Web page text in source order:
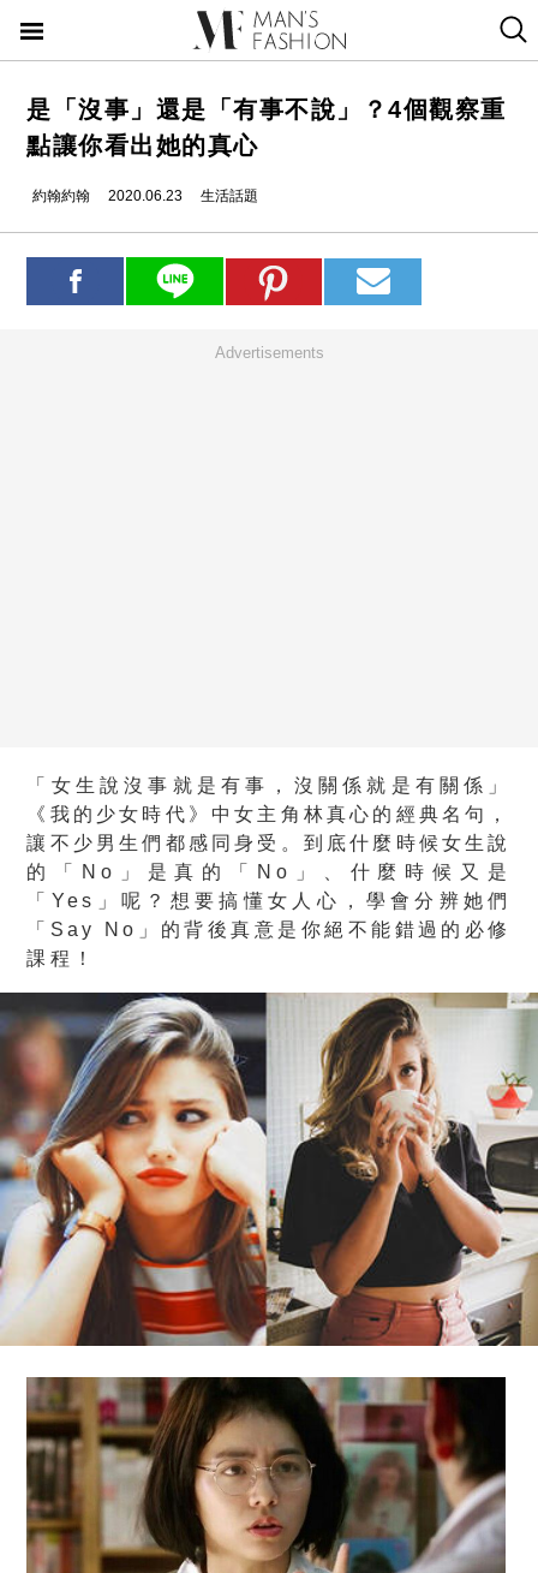
是「沒事」還是「有事不說」？4個觀察重
點讓你看出她的真心
約翰約翰 2020.06.23 生活話題
Advertisements
「女生說沒事就是有事，沒關係就是有關係」
《我的少女時代》中女主角林真心的經典名句，
讓不少男生們都感同身受。到底什麼時候女生說
的「No」是真的「No」、什麼時候又是
「Yes」呢？想要搞懂女人心，學會分辨她們
「Say No」的背後真意是你絕不能錯過的必修
課程！